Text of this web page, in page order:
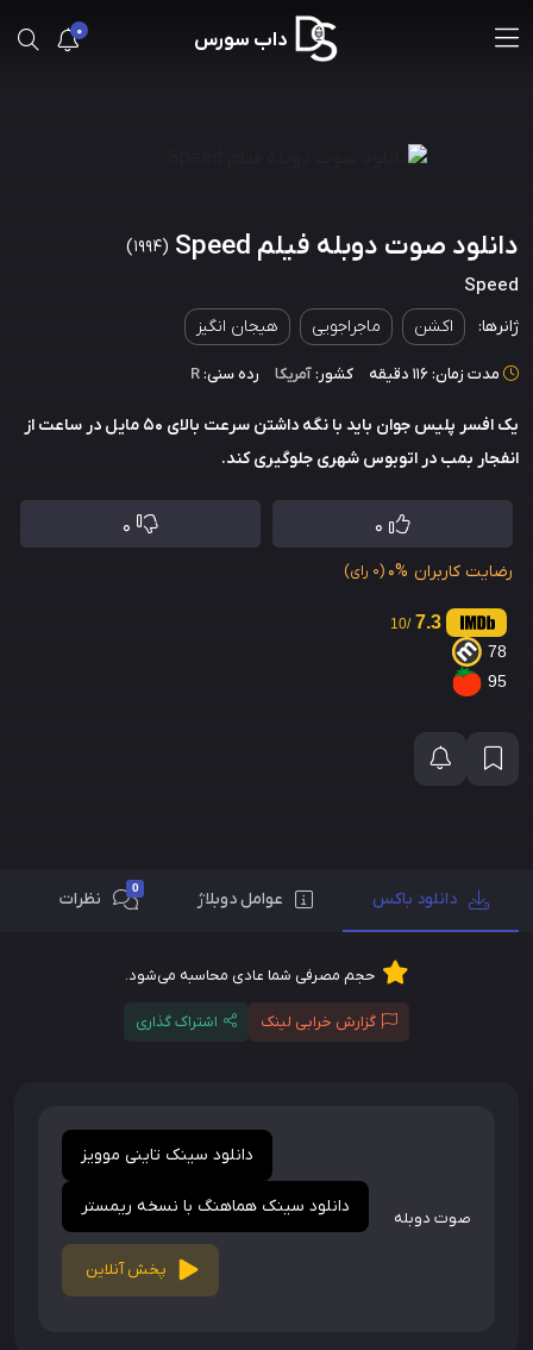
0 داب سورس
دانلود صوت دوبله فیلم Speed (1994)
Speed
ژانرها: اکشن ماجراجویی هیجان انگیز
مدت زمان: 116 دقیقه کشور:آمریکا رده سنی:R
یک افسر پلیس جوان باید با نگه داشتن سرعت بالای 50 مایل در ساعت از
انفجار بمب در اتوبوس شهری جلوگیری کند.
0
0
رضایت کاربران 0% (0 رای)
7.3
/10
78
95
دانلود باکس عوامل دوبلاژ 0 نظرات
حجم مصرفی شما عادی محاسبه می‌شود.
گزارش خرابی لینک اشتراک گذاری
صوت دوبله
دانلود سینک تاینی موویز
دانلود سینک هماهنگ با نسخه ریمستر
پخش آنلاین